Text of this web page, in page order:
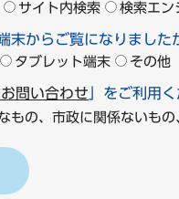
サイト内検索 検索エン
末からご覧になりました
タブレット端末 その他
問い合わせ 」をご利用く
もの、市政に関係ない